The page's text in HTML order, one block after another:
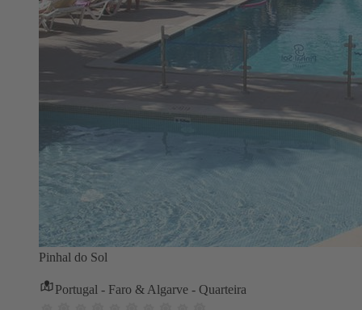
Pinhal do Sol
Portugal - Faro & Algarve - Quarteira